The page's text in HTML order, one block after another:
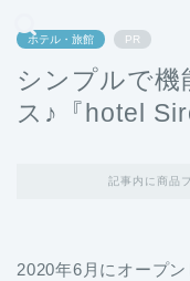
ホテル・旅館 PR
シンプルで機
ス♪『hotel
記事内に商品
2020年6月にオープ